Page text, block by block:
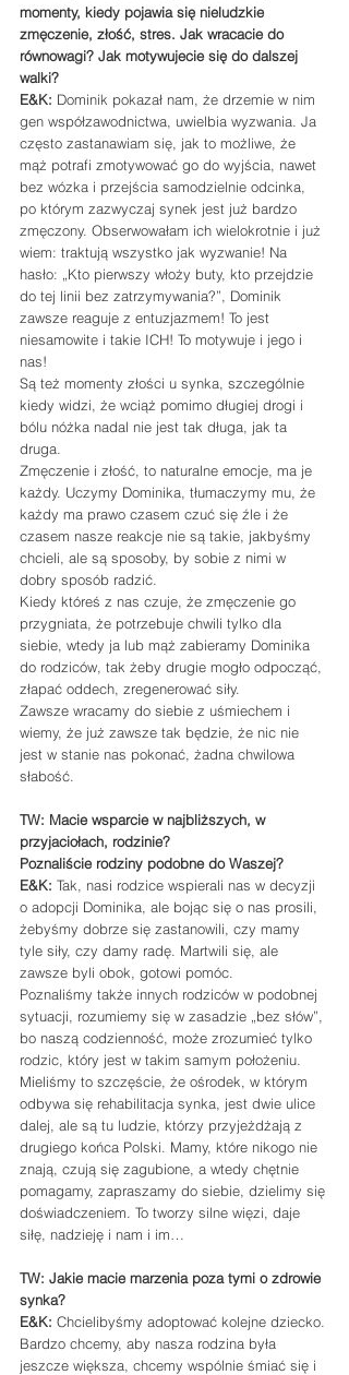
momenty, kiedy pojawia się nieludzkie
zmęczenie, złość, stres. Jak wracacie do
równowagi? Jak motywujecie się do dalszej
walki?
E&K: Dominik pokazał nam, że drzemie w nim
gen współzawodnictwa, uwielbia wyzwania. Ja
często zastanawiam się, jak to możliwe, że
mąż potrafi zmotywować go do wyjścia, nawet
bez wózka i przejścia samodzielnie odcinka,
po którym zazwyczaj synek jest już bardzo
zmęczony. Obserwowałam ich wielokrotnie i już
wiem: traktują wszystko jak wyzwanie! Na
hasło: „Kto pierwszy włoży buty, kto przejdzie
do tej linii bez zatrzymywania?”, Dominik
zawsze reaguje z entuzjazmem! To jest
niesamowite i takie ICH! To motywuje i jego i
nas!
Są też momenty złości u synka, szczególnie
kiedy widzi, że wciąż pomimo długiej drogi i
bólu nóżka nadal nie jest tak długa, jak ta
druga.
Zmęczenie i złość, to naturalne emocje, ma je
każdy. Uczymy Dominika, tłumaczymy mu, że
każdy ma prawo czasem czuć się źle i że
czasem nasze reakcje nie są takie, jakbyśmy
chcieli, ale są sposoby, by sobie z nimi w
dobry sposób radzić.
Kiedy któreś z nas czuje, że zmęczenie go
przygniata, że potrzebuje chwili tylko dla
siebie, wtedy ja lub mąż zabieramy Dominika
do rodziców, tak żeby drugie mogło odpocząć,
złapać oddech, zregenerować siły.
Zawsze wracamy do siebie z uśmiechem i
wiemy, że już zawsze tak będzie, że nic nie
jest w stanie nas pokonać, żadna chwilowa
słabość.
TW: Macie wsparcie w najbliższych, w
przyjaciołach, rodzinie?
Poznaliście rodziny podobne do Waszej?
E&K: Tak, nasi rodzice wspierali nas w decyzji
o adopcji Dominika, ale bojąc się o nas prosili,
żebyśmy dobrze się zastanowili, czy mamy
tyle siły, czy damy radę. Martwili się, ale
zawsze byli obok, gotowi pomóc.
Poznaliśmy także innych rodziców w podobnej
sytuacji, rozumiemy się w zasadzie „bez słów”,
bo naszą codzienność, może zrozumieć tylko
rodzic, który jest w takim samym położeniu.
Mieliśmy to szczęście, że ośrodek, w którym
odbywa się rehabilitacja synka, jest dwie ulice
dalej, ale są tu ludzie, którzy przyjeżdżają z
drugiego końca Polski. Mamy, które nikogo nie
znają, czują się zagubione, a wtedy chętnie
pomagamy, zapraszamy do siebie, dzielimy się
doświadczeniem. To tworzy silne więzi, daje
siłę, nadzieję i nam i im…
TW: Jakie macie marzenia poza tymi o zdrowie
synka?
E&K: Chcielibyśmy adoptować kolejne dziecko.
Bardzo chcemy, aby nasza rodzina była
jeszcze większa, chcemy wspólnie śmiać się i